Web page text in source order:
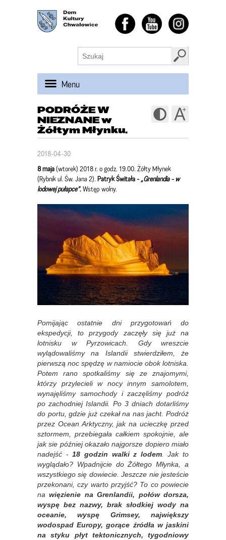
Menu
PODRÓŻE W
NIEZNANE w
Żółtym Młynku.
2018-04-30
8 maja(wtorek) 2018 r. o godz. 19.00. Żółty Młynek
(Rybnik ul. Św. Jana 2). Patryk Świtała - „Grenlandia - w
lodowej pułapce”.Wstęp wolny.
Pomijając ostatnie dni przygotowań do
ekspedycji, to przygody zaczęły się już na
lotnisku w Pyrzowicach. Gdy wreszcie
wylądowaliśmy na Islandii stwierdziłem, że
pierwszą noc spędzę w namiocie obok lotniska.
Potem rano spotkaliśmy się ze znajomymi,
którzy przylecieli w nocy innym samolotem,
wynajęliśmy samochody i zaczęliśmy podróż
po zachodniej Islandii. Po 3 dniach dotarliśmy
do portu, gdzie już czekał na nas jacht. Podróż
przez Ocean Arktyczny, jak na ucieczkę przed
sztormem, przebiegała całkiem spokojnie, ale
jak sie później okazało najgorsze dopiero miało
nadejść -18 godzin walki z lodem. Jak to
wyglądało? Wpadnijcie do Żółtego Młynka, a
wszystkiego się dowiecie. Jeszcze nie jesteście
przekonani, czy warto przyjść? To co powiecie
nawięzienie na Grenlandii, połów dorsza,
wyspę bez nazwy, brak słodkiej wody na
oceanie, wyspę Grimsey, największy
wodospad Europy, gorące źródła w jaskini
na styku płyt tektonicznych, tygodniowy